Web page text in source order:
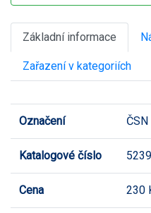
Základní informace
Zařazení v kategoriích
Označení
Katalogové číslo
Cena 230